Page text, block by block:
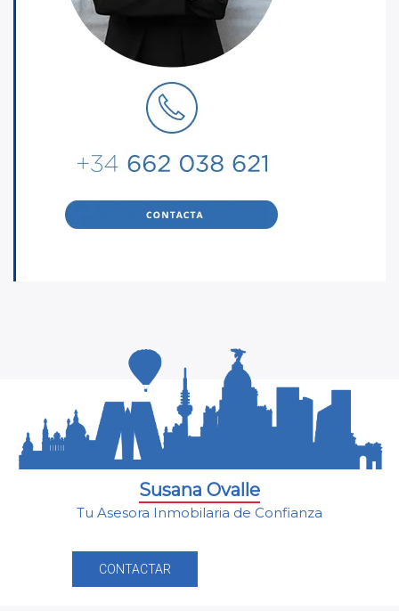
Susana Ovalle
Tu Asesora Inmobilaria de Confianza
CONTACTAR